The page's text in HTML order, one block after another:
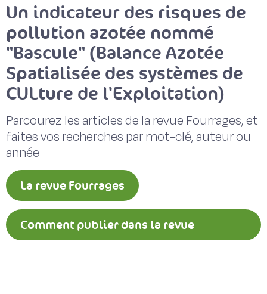
Un indicateur des risques de
pollution azotée nommé
"Bascule" (Balance Azotée
Spatialisée des systèmes de
CULture de l'Exploitation)
Parcourez les articles de la revue Fourrages, et
faites vos recherches par mot-clé, auteur ou
année
La revue Fourrages
Comment publier dans la revue